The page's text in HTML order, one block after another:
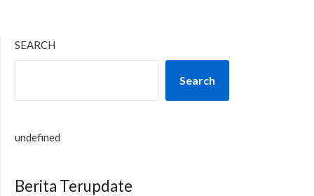
SEARCH
Search
undefined
Berita Terupdate